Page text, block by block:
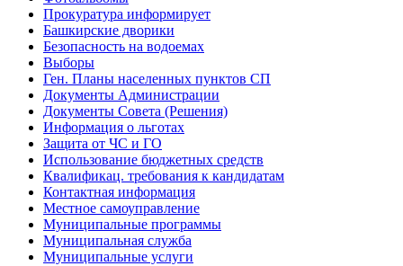
Прокуратура информирует
Башкирские дворики
Безопасность на водоемах
Выборы
Ген. Планы населенных пунктов СП
Документы Администрации
Документы Совета (Решения)
Информация о льготах
Защита от ЧС и ГО
Использование бюджетных средств
Квалификац. требования к кандидатам
Контактная информация
Местное самоуправление
Муниципальные программы
Муниципальная служба
Муниципальные услуги